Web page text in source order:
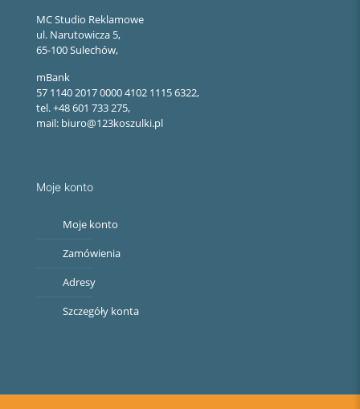
MC Studio Reklamowe
ul. Narutowicza 5,
65-100 Sulechów,
mBank
57 1140 2017 0000 4102 1115 6322,
tel. +48 601 733 275,
mail: biuro@123koszulki.pl
Moje konto
Moje konto
Zamówienia
Adresy
Szczegóły konta